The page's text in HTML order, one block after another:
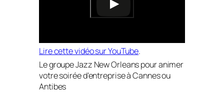
Lire cette vidéo sur YouTube.
Le groupe Jazz New Orleans pour animer
votre soirée d’entreprise à Cannes ou
Antibes